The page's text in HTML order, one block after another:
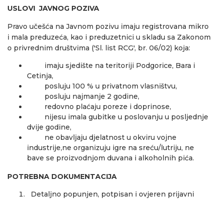
USLOVI JAVNOG POZIVA
Pravo učešća na Javnom pozivu imaju registrovana mikro
i mala preduzeća, kao i preduzetnici u skladu sa Zakonom
o privrednim društvima ('Sl. list RCG', br. 06/02) koja:
imaju sjedište na teritoriji Podgorice, Bara i
Cetinja,
posluju 100 % u privatnom vlasništvu,
posluju najmanje 2 godine,
redovno plaćaju poreze i doprinose,
nijesu imala gubitke u poslovanju u posljednje
dvije godine,
ne obavljaju djelatnost u okviru vojne
industrije,ne organizuju igre na sreću/lutriju, ne
bave se proizvodnjom duvana i alkoholnih pića.
POTREBNA DOKUMENTACIJA
Detaljno popunjen, potpisan i ovjeren prijavni